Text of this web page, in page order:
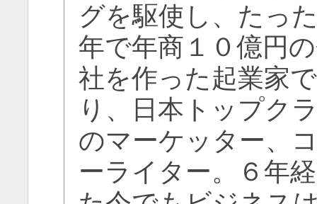
グを駆使し、たっ
年で年商１０億円
社を作った起業家
り、日本トップク
のマーケッター、
ーライター。６年